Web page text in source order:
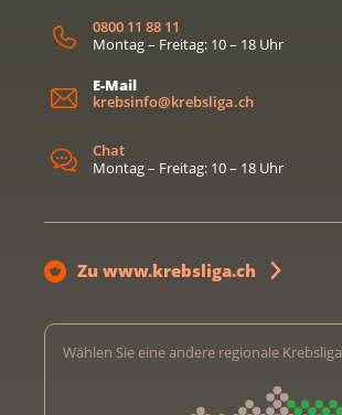
0800 11 88 11
Montag – Freitag: 10 – 18 Uhr
E-Mail
krebsinfo@krebsliga.ch
Chat
Montag – Freitag: 10 – 18 Uhr
Zu www.krebsliga.ch
Wählen Sie eine andere regionale Krebsliga